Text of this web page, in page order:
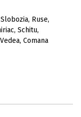
Slobozia, Ruse,
, Schitu,
Vedea, Comana